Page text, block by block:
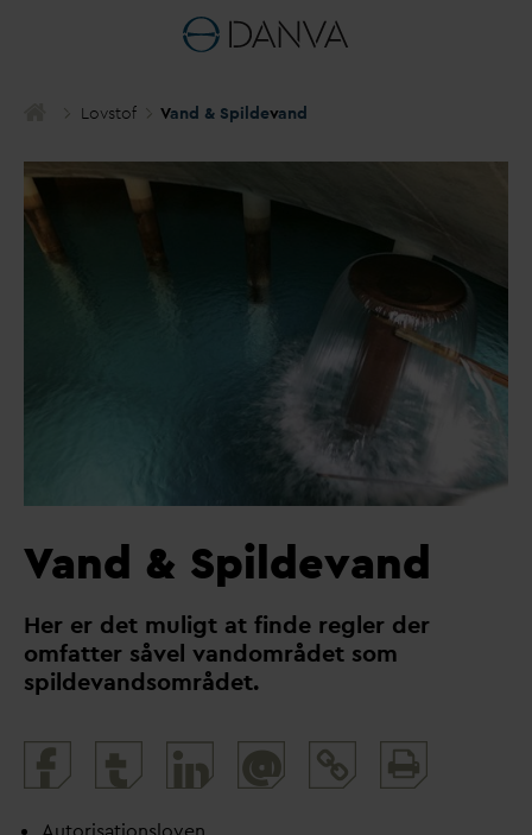
Lovstof Vand & Spildevand
Vand & Spildevand
Her er det muligt at finde regler der
omfatter såvel vandområdet som
spildevandsområdet.
@
and